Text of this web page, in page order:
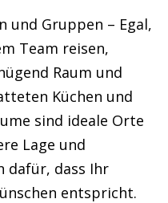
und Gruppen – Egal,
Team reisen,
Raum und
Küchen und
sind ideale Orte
Lage und
dafür, dass Ihr
entspricht.